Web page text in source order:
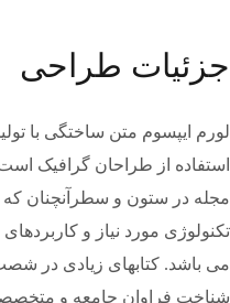
جزئیات طراحی
لورم ایپسوم متن ساختگی با
استفاده از طراحان گرافیک
مجله در ستون و سطرآنچنان
تکنولوژی مورد نیاز و
می باشد. کتابهای زیادی در
شناخت فراوان جامعه و